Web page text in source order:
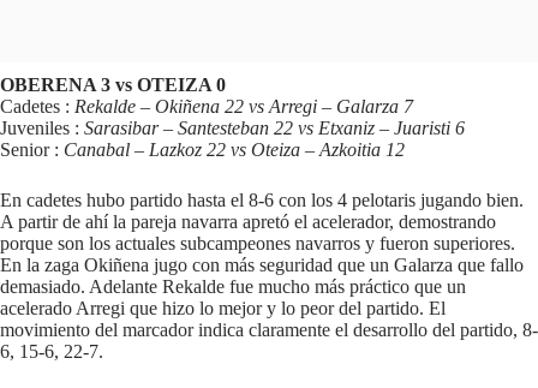
OBERENA 3 vs OTEIZA 0
Cadetes : Rekalde – Okiñena 22 vs Arregi – Galarza 7
Juveniles : Sarasibar – Santesteban 22 vs Etxaniz – Juaristi 6
Senior : Canabal – Lazkoz 22 vs Oteiza – Azkoitia 12
En cadetes hubo partido hasta el 8-6 con los 4 pelotaris jugando bien.
A partir de ahí la pareja navarra apretó el acelerador, demostrando
porque son los actuales subcampeones navarros y fueron superiores.
En la zaga Okiñena jugo con más seguridad que un Galarza que fallo
demasiado. Adelante Rekalde fue mucho más práctico que un
acelerado Arregi que hizo lo mejor y lo peor del partido. El
movimiento del marcador indica claramente el desarrollo del partido, 8-
6, 15-6, 22-7.